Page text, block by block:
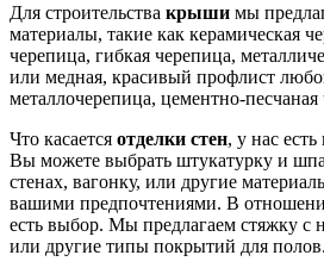
Для строительства крыши мы
материалы, такие как керамическая
черепица, гибкая черепица,
или медная, красивый профлист
металлочерепица, цементно-песчаная
Что касается отделки стен, у нас
Вы можете выбрать штукатурку и
стенах, вагонку, или другие
вашими предпочтениями. В
есть выбор. Мы предлагаем стяжку
или другие типы покрытий для полов.